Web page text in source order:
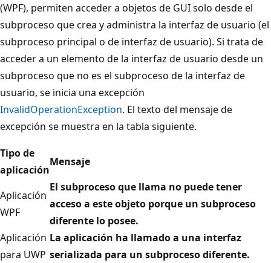
(WPF), permiten acceder a objetos de GUI solo desde el
subproceso que crea y administra la interfaz de usuario (el
subproceso principal o de interfaz de usuario). Si trata de
acceder a un elemento de la interfaz de usuario desde un
subproceso que no es el subproceso de la interfaz de
usuario, se inicia una excepción
InvalidOperationException. El texto del mensaje de
excepción se muestra en la tabla siguiente.
Tipo de
aplicación
Mensaje
Aplicación
WPF
El subproceso que llama no puede tener
acceso a este objeto porque un subproceso
diferente lo posee.
Aplicación
para UWP
La aplicación ha llamado a una interfaz
serializada para un subproceso diferente.